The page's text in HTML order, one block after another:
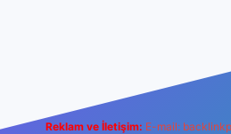
Reklam ve İletişim: E-mail: